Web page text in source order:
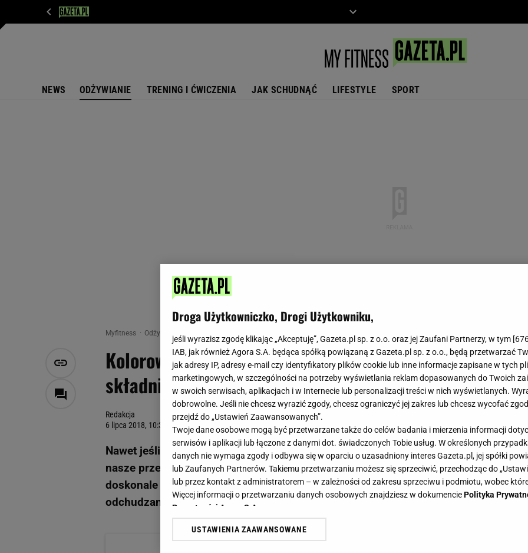
NEWS ODŻYWIANIE TRENING I ĆWICZENIA JAK SCHUDNĄĆ LIFESTYLE SPORT
Myfitness Odżywianie
Kolorowe lemoniady odchudzające na bazie naturalnych
składników! 5 przepisów na orzeźwiające napoje
Redakcja
6 lipca 2018, 10:35
Nawet jeśli nie masz zaufania do napojów o podejrzanych kolorach, koniecznie
nasze przepisy na lemoniady oparte na naturalnych składnikach. Są zdrowe,
doskonale orzeźwiają. A do tego niektóre z nich mają właściwości wspomagające
odchudzanie!
Droga Użytkowniczko, Drogi Użytkowniku,
jeśli wyrazisz zgodę klikając „Akceptuję”, Gazeta.pl sp. z o.o. oraz jej Zaufani Partnerzy, w tym [
IAB, jak również Agora S.A. będąca spółką powiązaną z Gazeta.pl sp. z o.o., będą przetwarzać
jak adresy IP, adresy e-mail czy identyfikatory plików cookie lub inne informacje zapisane w tych
marketingowych, w szczególności na potrzeby wyświetlania reklam dopasowanych do Twoich
w swoich serwisach, aplikacjach i w Internecie lub personalizacji treści w nich wyświetlanych.
dobrowolne. Jeśli nie chcesz wyrazić zgody, chcesz ograniczyć jej zakres lub chcesz wycofać
przejdź do „Ustawień Zaawansowanych”.
Twoje dane osobowe mogą być przetwarzane także do celów badania i mierzenia informacji
serwisów i aplikacji lub łączone z danymi dot. świadczonych Tobie usług. W określonych
danych nie wymaga zgody i odbywa się w oparciu o uzasadniony interes Gazeta.pl, jej spółki
lub Zaufanych Partnerów. Takiemu przetwarzaniu możesz się sprzeciwić, przechodząc do
lub przez kontakt z administratorem – w zależności od zakresu sprzeciwu i podmiotu, wobec
Więcej informacji o przetwarzaniu danych osobowych znajdziesz w dokumenciePolityka
Prywatności Agora S.A.
Klikając „Akceptuję” wyrażasz też zgodę na zainstalowanie i przechowywanie plików cookie
USTAWIENIA ZAAWANSOWANE